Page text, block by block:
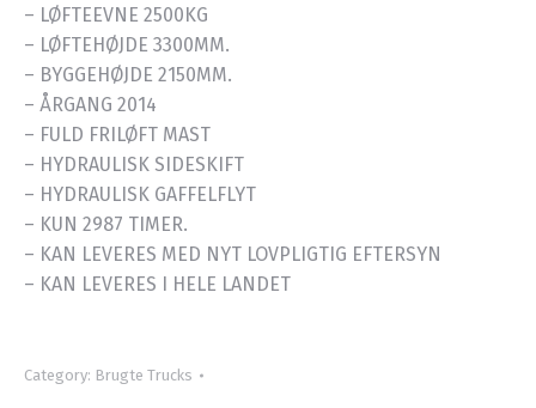
– LØFTEEVNE 2500KG
– LØFTEHØJDE 3300MM.
– BYGGEHØJDE 2150MM.
– ÅRGANG 2014
– FULD FRILØFT MAST
– HYDRAULISK SIDESKIFT
– HYDRAULISK GAFFELFLYT
– KUN 2987 TIMER.
– KAN LEVERES MED NYT LOVPLIGTIG EFTERSYN
– KAN LEVERES I HELE LANDET
Category: Brugte Trucks